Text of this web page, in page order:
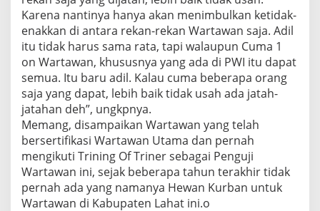
Karena nantinya hanya akan menimbulkan ketidak-
enakkan di antara rekan-rekan Wartawan saja. Adil
itu tidak harus sama rata, tapi walaupun Cuma 1
on Wartawan, khususnya yang ada di PWI itu dapat
semua. Itu baru adil. Kalau cuma beberapa orang
saja yang dapat, lebih baik tidak usah ada jatah-
jatahan deh”, ungkpnya.
Memang, disampaikan Wartawan yang telah
bersertifikasi Wartawan Utama dan pernah
mengikuti Trining Of Triner sebagai Penguji
Wartawan ini, sejak beberapa tahun terakhir tidak
pernah ada yang namanya Hewan Kurban untuk
Wartawan di Kabupaten Lahat ini.o